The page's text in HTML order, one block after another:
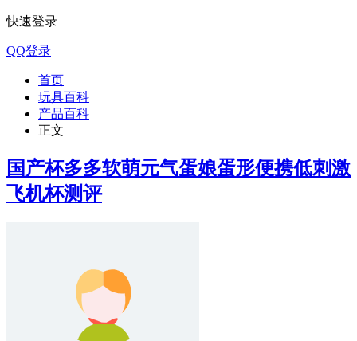
快速登录
QQ登录
首页
玩具百科
产品百科
正文
国产杯多多软萌元气蛋娘蛋形便携低刺激
飞机杯测评